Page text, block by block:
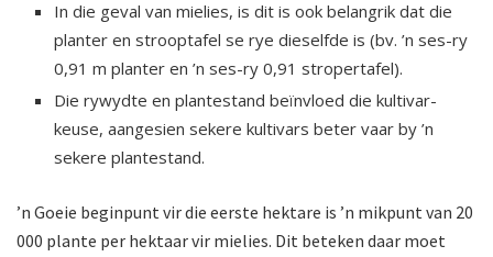
In die geval van mielies, is dit is ook belangrik dat die
planter en strooptafel se rye dieselfde is (bv. ’n ses-ry
0,91 m planter en ’n ses-ry 0,91 stropertafel).
Die rywydte en plantestand beïnvloed die kultivar­
keuse, aangesien sekere kultivars beter vaar by ’n
sekere plantestand.
’n Goeie beginpunt vir die eerste hektare is ’n mikpunt van 20
000 plante per hektaar vir mielies. Dit beteken daar moet